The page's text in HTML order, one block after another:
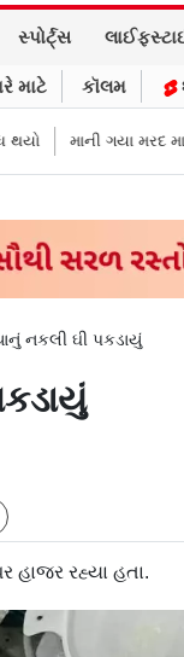
સ્પોર્ટ્સ
માટે કૉલમ
માની ગયા મરદ માણસોને!
નકલી ઘી પકડાયું
રહ્યા હતા.